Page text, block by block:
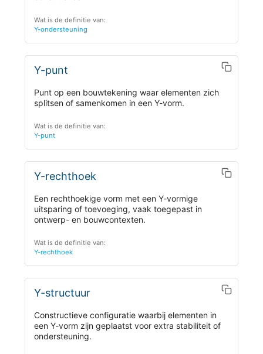
Wat is de definitie van:
Y-ondersteuning
Y-punt
Punt op een bouwtekening waar elementen zich
splitsen of samenkomen in een Y-vorm.
Wat is de definitie van:
Y-punt
Y-rechthoek
Een rechthoekige vorm met een Y-vormige
uitsparing of toevoeging, vaak toegepast in
ontwerp- en bouwcontexten.
Wat is de definitie van:
Y-rechthoek
Y-structuur
Constructieve configuratie waarbij elementen in
een Y-vorm zijn geplaatst voor extra stabiliteit of
ondersteuning.